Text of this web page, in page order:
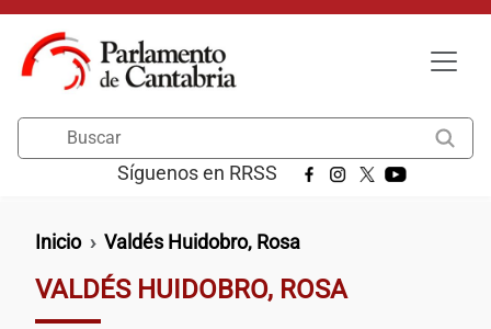
Pasar al contenido principal
Síguenos en RRSS
Ruta de navegación
Inicio Valdés Huidobro, Rosa
VALDÉS HUIDOBRO, ROSA